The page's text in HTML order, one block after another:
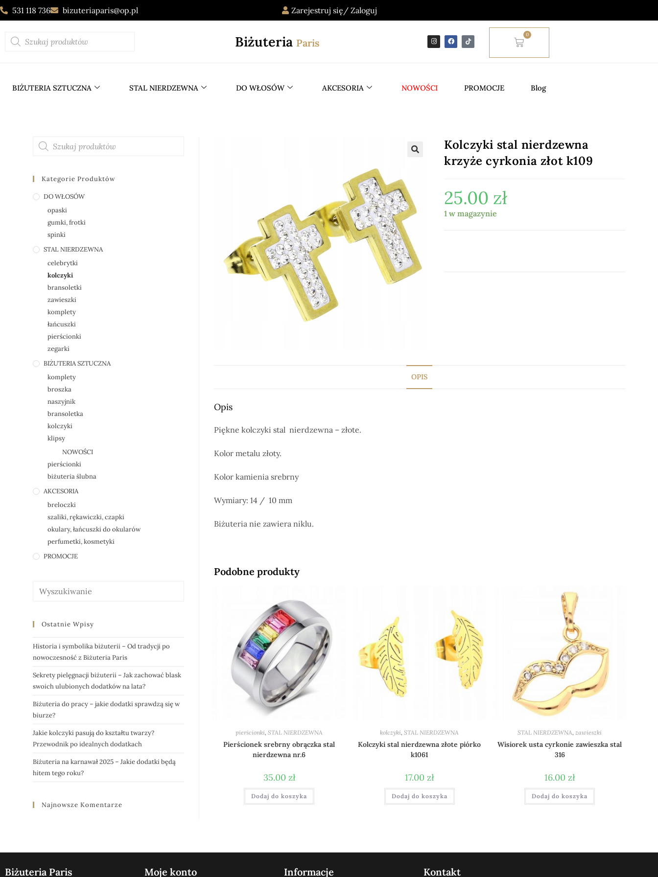
531 118 736 bizuteriaparis@op.pl Zarejestruj się/ Zaloguj
Biżuteria Paris
0
BIŻUTERIA SZTUCZNA STAL NIERDZEWNA DO WŁOSÓW AKCESORIA NOWOŚCI PROMOCJE Blog
Kolczyki stal nierdzewna
krzyże cyrkonia złot k109
25.00 zł
1 w magazynie
OPIS
Opis
Piękne kolczyki stal nierdzewna – złote.
Kolor metalu złoty.
Kolor kamienia srebrny
Wymiary: 14 / 10 mm
Biżuteria nie zawiera niklu.
Podobne produkty
pierścionki ,STAL NIERDZEWNA
Pierścionek srebrny obrączka stal
nierdzewna nr.6
35.00 zł
Dodaj do koszyka
kolczyki ,STAL NIERDZEWNA
Kolczyki stal nierdzewna złote piórko
k1061
17.00zł
Dodaj do koszyka
STAL NIERDZEWNA ,zawieszki
Wisiorek usta cyrkonie zawieszka stal
316
16.00zł
Dodaj do koszyka
Kategorie Produktów
DO WŁOSÓW
opaski
gumki, frotki
spinki
STAL NIERDZEWNA
celebrytki
kolczyki
bransoletki
zawieszki
komplety
łańcuszki
pierścionki
zegarki
BIŻUTERIA SZTUCZNA
komplety
broszka
naszyjnik
bransoletka
kolczyki
klipsy
NOWOŚCI
pierścionki
biżuteria ślubna
AKCESORIA
breloczki
szaliki, rękawiczki, czapki
okulary, łańcuszki do okularów
perfumetki, kosmetyki
PROMOCJE
Ostatnie Wpisy
Historia i symbolika biżuterii – Od tradycji po
nowoczesność z Biżuteria Paris
Sekrety pielęgnacji biżuterii – Jak zachować blask
swoich ulubionych dodatków na lata?
Biżuteria do pracy – jakie dodatki sprawdzą się w
biurze?
Jakie kolczyki pasują do kształtu twarzy?
Przewodnik po idealnych dodatkach
Biżuteria na karnawał 2025 – Jakie dodatki będą
hitem tego roku?
Najnowsze Komentarze
Biżuteria Paris Moje konto Informacje Kontakt